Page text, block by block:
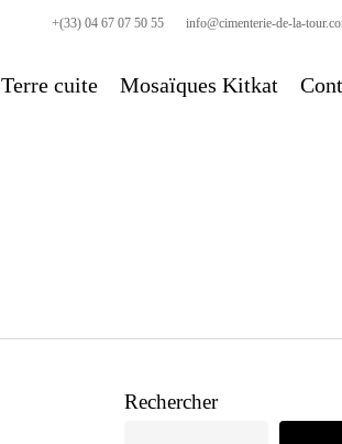
+(33) 04 67 07 50 55 info@cimenterie-de-la-
Terre cuite Mosaïques Kitkat
Rechercher